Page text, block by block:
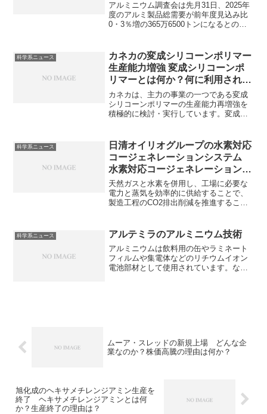
アルミニウム調査会は先月31日、2025年
度のアルミ製品総需要が前年度見込み比
0・3％増の365万6500トンになるとの予
されています。アルミニウムの特徴、ど
のような製品で利用されているのかを知
ることができます。
科学系ニュース
カネカの変成シリコーンポリマー
生産能力増強 変成シリコーンポ
リマーとは何か？何に利用される
のか？
カネカは、主力の事業の一つである変成
シリコーンポリマーの生産能力再増強を
積極的に検討・実行しています。変成シ
で利用されています。どのような特性を
もっているのか、なぜ増産をするのかを
知ることができます。
科学系ニュース
日清オイリオグループの水素対応
コージェネレーションシステム
水素対応コージェネレーションシ
ステムとは何か？なぜ導入するの
か？
天然ガスと水素を併用し、工場に必要な
電力と蒸気を効率的に供給することで、
製造工程のCO2排出削減を推進すること
できます
科学系ニュース アルテミラのアルミニウム技術
アルミニウムは飲料用の缶やラミネート
フィルムや集電体などのリチウムイオン
電池部材として使用されています。なぜ
ムーア・スレッドの新規上場 どんな企
業なのか？株価高騰の理由は何か？
旭化成のヘキサメチレンジアミン生産を
終了 ヘキサメチレンジアミンとは何
か？生産終了の理由は？